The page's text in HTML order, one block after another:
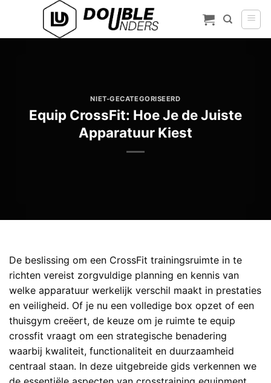
inhoud
NIET-GECATEGORISEERD
Equip CrossFit: Hoe Je de Juiste
Apparatuur Kiest
De beslissing om een CrossFit trainingsruimte in te
richten vereist zorgvuldige planning en kennis van
welke apparatuur werkelijk verschil maakt in prestaties
en veiligheid. Of je nu een volledige box opzet of een
thuisgym creëert, de keuze om je ruimte te equip
crossfit vraagt om een strategische benadering
waarbij kwaliteit, functionaliteit en duurzaamheid
centraal staan. In deze uitgebreide gids verkennen we